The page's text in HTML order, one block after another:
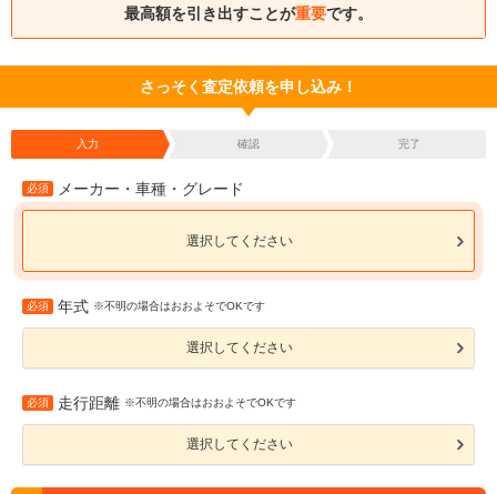
最高額を引き出すことが重要です。
さっそく査定依頼を申し込み！
入力 確認 完了
必須 メーカー・車種・グレード
選択してください
必須 年式 ※不明の場合はおおよそでOKです
選択してください
必須 走行距離 ※不明の場合はおおよそでOKです
選択してください